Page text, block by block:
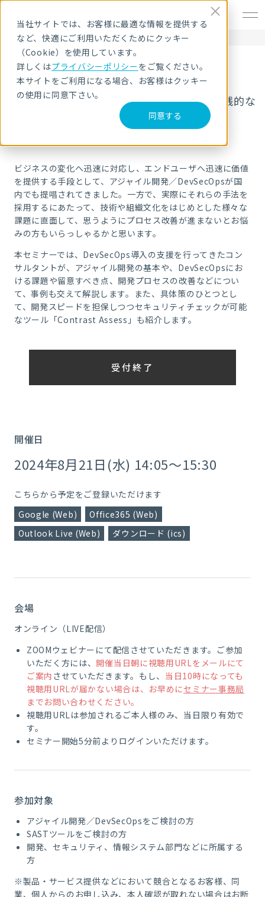
当社サイトでは、お客様に最適な情報を提供する
など、快適にご利用いただくためにクッキー
（Cookie）を使用しています。
詳しくはプライバシーポリシーをご覧ください。
本サイトをご利用になる場合、お客様はクッキー
の使用に同意下さい。
同意する
HOME セキュリティセミナー・イベント DevSecOps実践セミナー
DevSecOps実践セミナー
アジャイル開発とセキュリティのプロが実践的な
DevSecOpsを解説
ビジネスの変化へ迅速に対応し、エンドユーザへ迅速に価値
を提供する手段として、アジャイル開発／DevSecOpsが国
内でも提唱されてきました。一方で、実際にそれらの手法を
採用するにあたって、技術や組織文化をはじめとした様々な
課題に直面して、思うようにプロセス改善が進まないとお悩
みの方もいらっしゃるかと思います。
本セミナーでは、DevSecOps導入の支援を行ってきたコン
サルタントが、アジャイル開発の基本や、DevSecOpsにお
ける課題や留意すべき点、開発プロセスの改善などについ
て、事例も交えて解説します。また、具体策のひとつとし
て、開発スピードを担保しつつセキュリティチェックが可能
なツール「Contrast Assess」も紹介します。
受付終了
開催日
2024年8月21日(水) 14:05～15:30
こちらから予定をご登録いただけます
Google (Web)
Office365 (Web)
Outlook Live (Web)
ダウンロード (ics)
会場
オンライン（LIVE配信）
ZOOMウェビナーにて配信させていただきます。ご参加
いただく方には、 開催当日朝に視聴用URLをメールにて
ご案内 させていただきます。もし、 当日10時になっても
視聴用URLが届かない場合は、お早めにセミナー事務局
までお問い合わせください。
視聴用URLは参加されるご本人様のみ、当日限り有効で
す。
セミナー開始5分前よりログインいただけます。
参加対象
アジャイル開発／DevSecOpsをご検討の方
SASTツールをご検討の方
開発、セキュリティ、情報システム部門などに所属する
方
※製品・ サービス提供などにおいて競合となるお客様、同
業、個人からのお申し込み、本人確認が取れない場合はお断